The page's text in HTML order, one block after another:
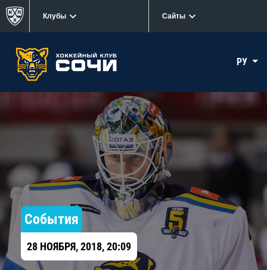
Клубы Сайты
РУ
События
28 НОЯБРЯ, 2018, 20:09